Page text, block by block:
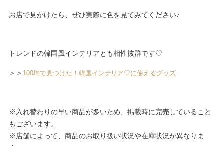
お店で見かけたら、ぜひ実際に色を見てみてください♪
トレンドの韓国風インテリアとも相性抜群です♡
＞＞ 100均で見つけた！韓国インテリア♡に使えるグッズ
※入れ替わりの早い商品が多いため、掲載時に完売していること
もございます。
※店舗によって、商品のお取り扱い状況や在庫状況が異なりま